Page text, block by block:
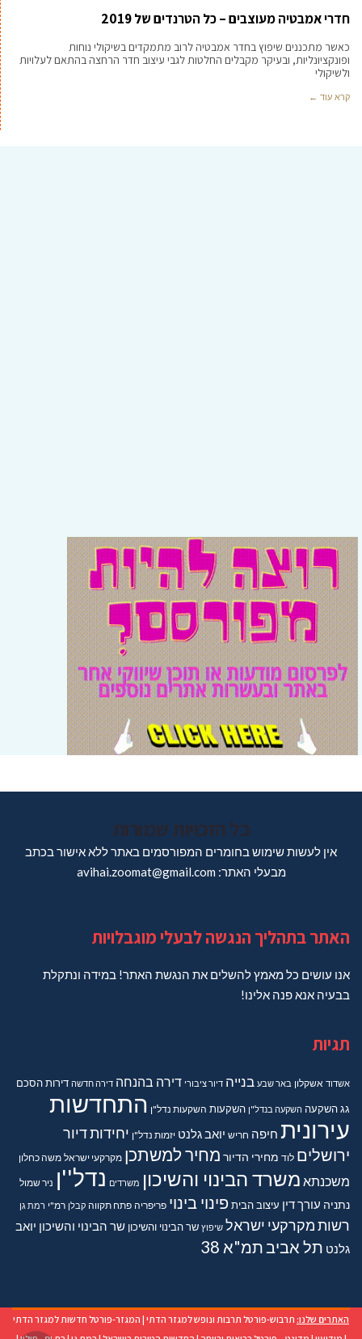
חדרי אמבטיה מעוצבים – כל הטרנדים של 2019
כאשר מתכננים שיפוץ בחדר אמבטיה לרוב מתמקדים בשיקולי נוחות
ופונקציונליות, ובעיקר מקבלים החלטות לגבי עיצוב חדר הרחצה בהתאם לעלויות
ולשיקולי
קרא עוד ←
כל הזכויות שמורות
אין לעשות שימוש בחומרים המפורסמים באתר ללא אישור בכתב
מבעלי האתר: avihai.zoomat@gmail.com
האתר בתהליך הנגשה לבעלי מוגבלויות
אנו עושים כל מאמץ להשלים את הנגשת האתר! במידה ונתקלת
בבעיה אנא פנה אלינו!
תגיות
אשדוד אשקלון באר שבע בנייה דיור ציבורי דירה בהנחה דירה חדשה דירותהסכם
גגהשקעה השקעה בנדל"ן השקעות השקעות נדל"ן התחדשות
עירונית חיפה חריש יואב גלנט יזמות נדל"ן יחידות דיור
ירושלים לוד מחירי הדיור מחיר למשתכן מקרקעי ישראל משה כחלון
משכנתא משרד הבינוי והשיכון משרדים נדל''ן ניר שמול
נתניה עורך דין עיצוב הבית פינוי בינוי פריפריה פתח תקווה קבלן רמ"י רמת גן
רשות מקרקעי ישראל שיפוץ שר הבינוי והשיכון שר הבינוי והשיכון יואב
גלנט תל אביבתמ"א 38
האתרים שלנו: תרבוש-פורטל תרבות ונופש למגזר הדתי | המגזר-פורטל חדשות למגזר הדתי